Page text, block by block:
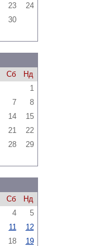
23
24
30
Сб
Нд
1
7
8
14
15
21
22
28
29
Сб
Нд
4
5
11
12
18
19